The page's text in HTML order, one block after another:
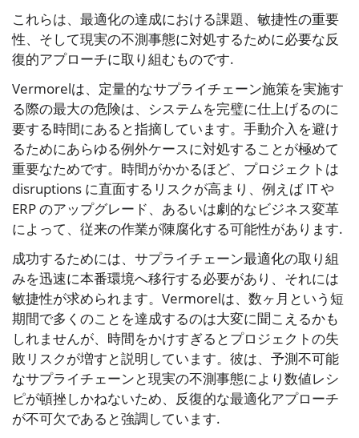
これらは、最適化の達成における課題、敏捷性の重要
性、そして現実の不測事態に対処するために必要な反
復的アプローチに取り組むものです.
Vermorelは、定量的なサプライチェーン施策を実施す
る際の最大の危険は、システムを完璧に仕上げるのに
要する時間にあると指摘しています。手動介入を避け
るためにあらゆる例外ケースに対処することが極めて
重要なためです。時間がかかるほど、プロジェクトは
disruptions に直面するリスクが高まり、例えば IT や
ERP のアップグレード、あるいは劇的なビジネス変革
によって、従来の作業が陳腐化する可能性があります.
成功するためには、サプライチェーン最適化の取り組
みを迅速に本番環境へ移行する必要があり、それには
敏捷性が求められます。Vermorelは、数ヶ月という短
期間で多くのことを達成するのは大変に聞こえるかも
しれませんが、時間をかけすぎるとプロジェクトの失
敗リスクが増すと説明しています。彼は、予測不可能
なサプライチェーンと現実の不測事態により数値レシ
ピが頓挫しかねないため、反復的な最適化アプローチ
が不可欠であると強調しています.